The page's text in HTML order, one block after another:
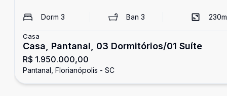
Dorm 3 Ban3 230
Casa
Casa, Pantanal, 03 Dormitórios/01 Suíte
R$ 1.950.000,00
Pantanal, Florianópolis - SC